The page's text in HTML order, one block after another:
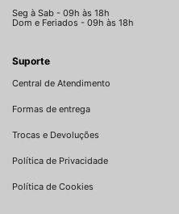
Seg à Sab - 09h às 18h
Dom e Feriados - 09h às 18h
Suporte
Central de Atendimento
Formas de entrega
Trocas e Devoluções
Política de Privacidade
Política de Cookies